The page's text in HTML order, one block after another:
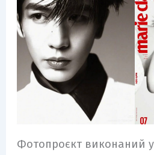
Фотопроєкт виконаний у